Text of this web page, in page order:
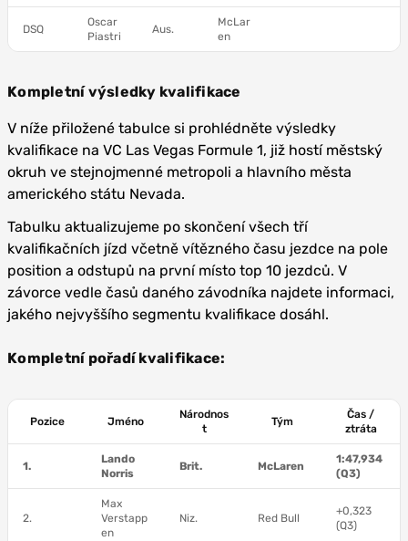
DSQ
Oscar
Piastri
Aus.
McLar
en
Kompletní výsledky kvalifikace
V níže přiložené tabulce si prohlédněte výsledky
kvalifikace na VC Las Vegas Formule 1, již hostí městský
okruh ve stejnojmenné metropoli a hlavního města
amerického státu Nevada.
Tabulku aktualizujeme po skončení všech tří
kvalifikačních jízd včetně vítězného času jezdce na pole
position a odstupů na první místo top 10 jezdců. V
závorce vedle časů daného závodníka najdete informaci,
jakého nejvyššího segmentu kvalifikace dosáhl.
Kompletní pořadí kvalifikace:
Pozice Jméno
Národnos
t
Tým
Čas /
ztráta
1.
Lando
Norris
Brit. McLaren
1:47,934
(Q3)
2.
Max
Verstapp
en
Niz. Red Bull
+0,323
(Q3)